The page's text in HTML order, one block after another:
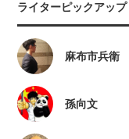
ライターピックアップ
麻布市兵衛
孫向文